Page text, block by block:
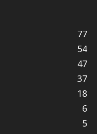
77
54
47
37
18
6
5